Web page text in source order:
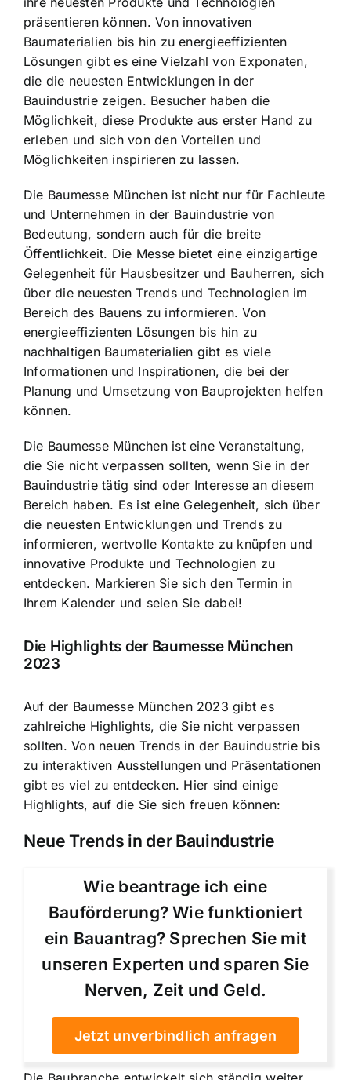
präsentieren können. Von innovativen
Baumaterialien bis hin zu energieeffizienten
Lösungen gibt es eine Vielzahl von Exponaten,
die die neuesten Entwicklungen in der
Bauindustrie zeigen. Besucher haben die
Möglichkeit, diese Produkte aus erster Hand zu
erleben und sich von den Vorteilen und
Möglichkeiten inspirieren zu lassen.
Die Baumesse München ist nicht nur für Fachleute
und Unternehmen in der Bauindustrie von
Bedeutung, sondern auch für die breite
Öffentlichkeit. Die Messe bietet eine einzigartige
Gelegenheit für Hausbesitzer und Bauherren, sich
über die neuesten Trends und Technologien im
Bereich des Bauens zu informieren. Von
energieeffizienten Lösungen bis hin zu
nachhaltigen Baumaterialien gibt es viele
Informationen und Inspirationen, die bei der
Planung und Umsetzung von Bauprojekten helfen
können.
Die Baumesse München ist eine Veranstaltung,
die Sie nicht verpassen sollten, wenn Sie in der
Bauindustrie tätig sind oder Interesse an diesem
Bereich haben. Es ist eine Gelegenheit, sich über
die neuesten Entwicklungen und Trends zu
informieren, wertvolle Kontakte zu knüpfen und
innovative Produkte und Technologien zu
entdecken. Markieren Sie sich den Termin in
Ihrem Kalender und seien Sie dabei!
Die Highlights der Baumesse München
2023
Auf der Baumesse München 2023 gibt es
zahlreiche Highlights, die Sie nicht verpassen
sollten. Von neuen Trends in der Bauindustrie bis
zu interaktiven Ausstellungen und Präsentationen
gibt es viel zu entdecken. Hier sind einige
Highlights, auf die Sie sich freuen können:
Neue Trends in der Bauindustrie
Wie beantrage ich eine
Bauförderung? Wie funktioniert
ein Bauantrag? Sprechen Sie mit
unseren Experten und sparen Sie
Nerven, Zeit und Geld.
Jetzt unverbindlich anfragen